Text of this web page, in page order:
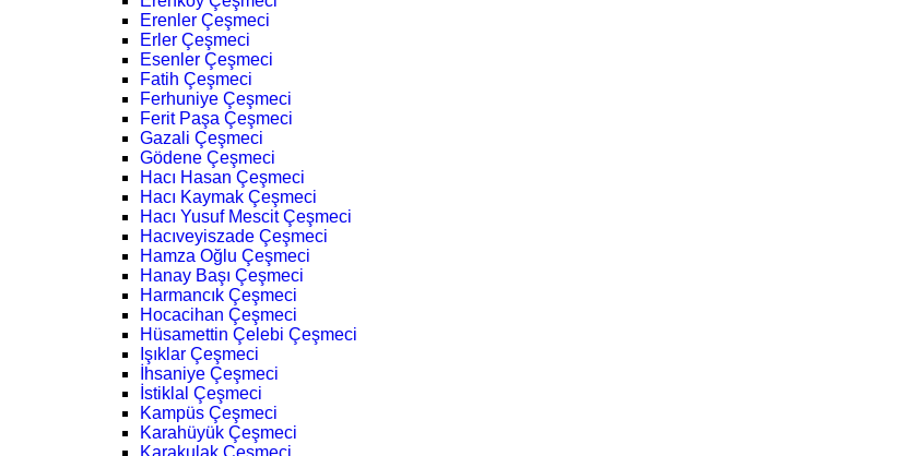
Erenler Çeşmeci
Erler Çeşmeci
Esenler Çeşmeci
Fatih Çeşmeci
Ferhuniye Çeşmeci
Ferit Paşa Çeşmeci
Gazali Çeşmeci
Gödene Çeşmeci
Hacı Hasan Çeşmeci
Hacı Kaymak Çeşmeci
Hacı Yusuf Mescit Çeşmeci
Hacıveyiszade Çeşmeci
Hamza Oğlu Çeşmeci
Hanay Başı Çeşmeci
Harmancık Çeşmeci
Hocacihan Çeşmeci
Hüsamettin Çelebi Çeşmeci
Işıklar Çeşmeci
İhsaniye Çeşmeci
İstiklal Çeşmeci
Kampüs Çeşmeci
Karahüyük Çeşmeci